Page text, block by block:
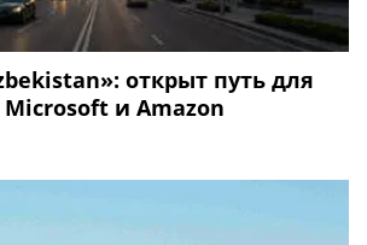
открыт путь для
Microsoft и Amazon